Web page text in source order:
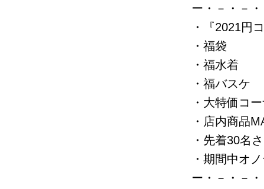
ー・－・－
・『2021円
・福袋
・福水着
・福バスケ
・大特価コ
・店内商品
・先着30名
・期間中オ
ー・－・－